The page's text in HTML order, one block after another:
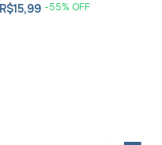
R$15,99 -55% OFF